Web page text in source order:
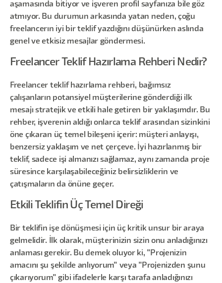
aşamasında bitiyor ve işveren profil sayfanıza bile göz
atmıyor. Bu durumun arkasında yatan neden, çoğu
freelancerın iyi bir teklif yazdığını düşünürken aslında
genel ve etkisiz mesajlar göndermesi.
Freelancer Teklif Hazırlama Rehberi Nedir?
Freelancer teklif hazırlama rehberi, bağımsız
çalışanların potansiyel müşterilerine gönderdiği ilk
mesajı stratejik ve etkili hale getiren bir yaklaşımdır. Bu
rehber, işverenin aldığı onlarca teklif arasından sizinkini
öne çıkaran üç temel bileşeni içerir: müşteri anlayışı,
benzersiz yaklaşım ve net çerçeve. İyi hazırlanmış bir
teklif, sadece işi almanızı sağlamaz, aynı zamanda proje
süresince karşılaşabileceğiniz belirsizliklerin ve
çatışmaların da önüne geçer.
Etkili Teklifin Üç Temel Direği
Bir teklifin işe dönüşmesi için üç kritik unsur bir araya
gelmelidir. İlk olarak, müşterinizin sizin onu anladığınızı
anlaması gerekir. Bu demek oluyor ki, "Projenizin
amacını şu şekilde anlıyorum" veya "Projenizden şunu
çıkarıyorum" gibi ifadelerle karşı tarafa anladığınızı